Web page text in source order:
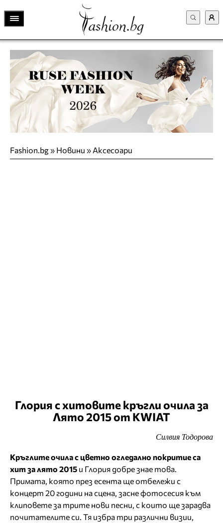
Fashion.bg» Новини » Аксесоари
Глория с хитовите кръгли очила за
Лято 2015 от KWIAT
Силвия Тодорова
Кръглите очила с цветно огледално покритие са
хит за лято 2015 и Глория добре знае това.
Примата, която през есента ще отбележи с
концерт 20 години на сцена, засне фотосесия към
клиповете за трите нови песни, с които ще зарадва
почитателите си. Тя избра три различни визии,